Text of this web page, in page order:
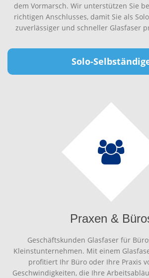
dem Vormarsch. Wir unterstützen Sie
richtigen Anschlusses, damit Sie als
zuverlässiger und schneller Glasfaser
Solo-
Praxen &
Geschäftskunden Glasfaser für
Kleinstunternehmen. Mit einem
profitiert Ihr Büro oder Ihre Praxis
Geschwindigkeiten, die Ihre